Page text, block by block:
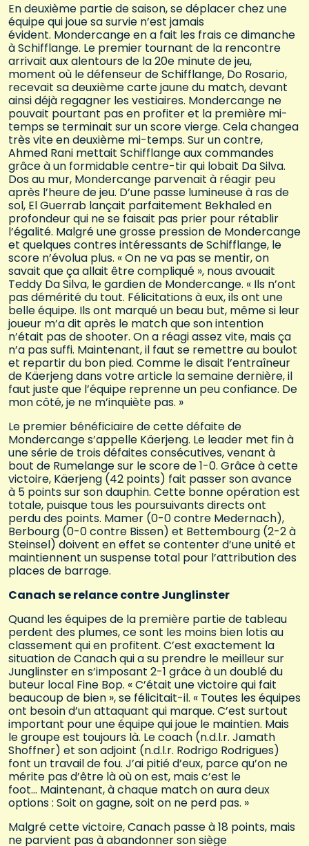
En deuxième partie de saison, se déplacer chez une
équipe qui joue sa survie n’est jamais
évident. Mondercange en a fait les frais ce dimanche
à Schifflange. Le premier tournant de la rencontre
arrivait aux alentours de la 20e minute de jeu,
moment où le défenseur de Schifflange, Do Rosario,
recevait sa deuxième carte jaune du match, devant
ainsi déjà regagner les vestiaires. Mondercange ne
pouvait pourtant pas en profiter et la première mi-
temps se terminait sur un score vierge. Cela changea
très vite en deuxième mi-temps. Sur un contre,
Ahmed Rani mettait Schifflange aux commandes
grâce à un formidable centre-tir qui lobait Da Silva.
Dos au mur, Mondercange parvenait à réagir peu
après l’heure de jeu. D’une passe lumineuse à ras de
sol, El Guerrab lançait parfaitement Bekhaled en
profondeur qui ne se faisait pas prier pour rétablir
l’égalité. Malgré une grosse pression de Mondercange
et quelques contres intéressants de Schifflange, le
score n’évolua plus. « On ne va pas se mentir, on
savait que ça allait être compliqué », nous avouait
Teddy Da Silva, le gardien de Mondercange. « Ils n’ont
pas démérité du tout. Félicitations à eux, ils ont une
belle équipe. Ils ont marqué un beau but, même si leur
joueur m’a dit après le match que son intention
n’était pas de shooter. On a réagi assez vite, mais ça
n’a pas suffi. Maintenant, il faut se remettre au boulot
et repartir du bon pied. Comme le disait l’entraîneur
de Käerjeng dans votre article la semaine dernière, il
faut juste que l’équipe reprenne un peu confiance. De
mon côté, je ne m’inquiète pas. »
Le premier bénéficiaire de cette défaite de
Mondercange s’appelle Käerjeng. Le leader met fin à
une série de trois défaites consécutives, venant à
bout de Rumelange sur le score de 1-0. Grâce à cette
victoire, Käerjeng (42 points) fait passer son avance
à 5 points sur son dauphin. Cette bonne opération est
totale, puisque tous les poursuivants directs ont
perdu des points. Mamer (0-0 contre Medernach),
Berbourg (0-0 contre Bissen) et Bettembourg (2-2 à
Steinsel) doivent en effet se contenter d’une unité et
maintiennent un suspense total pour l’attribution des
places de barrage.
Canach se relance contre Junglinster
Quand les équipes de la première partie de tableau
perdent des plumes, ce sont les moins bien lotis au
classement qui en profitent. C’est exactement la
situation de Canach qui a su prendre le meilleur sur
Junglinster en s’imposant 2-1 grâce à un doublé du
buteur local Fine Bop. « C’était une victoire qui fait
beaucoup de bien », se félicitait-il. « Toutes les équipes
ont besoin d’un attaquant qui marque. C’est surtout
important pour une équipe qui joue le maintien. Mais
le groupe est toujours là. Le coach (n.d.l.r. Jamath
Shoffner) et son adjoint (n.d.l.r. Rodrigo Rodrigues)
font un travail de fou. J’ai pitié d’eux, parce qu’on ne
mérite pas d’être là où on est, mais c’est le
foot… Maintenant, à chaque match on aura deux
options : Soit on gagne, soit on ne perd pas. »
Malgré cette victoire, Canach passe à 18 points, mais
ne parvient pas à abandonner son siège